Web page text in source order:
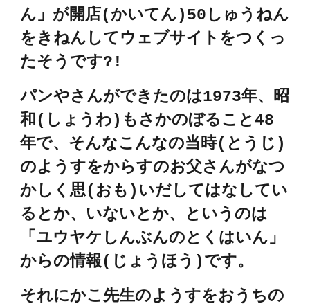
ん」が開店(かいてん)50しゅうねん
をきねんしてウェブサイトをつくっ
たそうです?!
パンやさんができたのは1973年、昭
和(しょうわ)もさかのぼること48
年で、そんなこんなの当時(とうじ)
のようすをからすのお父さんがなつ
かしく思(おも)いだしてはなしてい
るとか、いないとか、というのは
「ユウヤケしんぶんのとくはいん」
からの情報(じょうほう)です。
それにかこ先生のようすをおうちの